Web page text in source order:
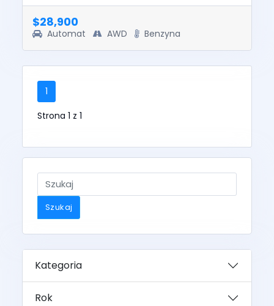
value of this vehicle was $61...
$28,900
Automat AWD Benzyna
1
Strona 1 z 1
Szukaj
Kategoria
Rok